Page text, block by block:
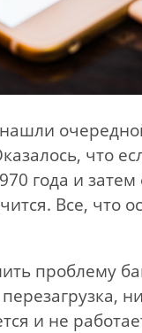
что
года и
Все, что
проблему
и не